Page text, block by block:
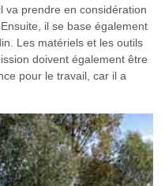
va prendre en considération
il se base également
Les matériels et les outils
doivent également être
pour le travail, car il a